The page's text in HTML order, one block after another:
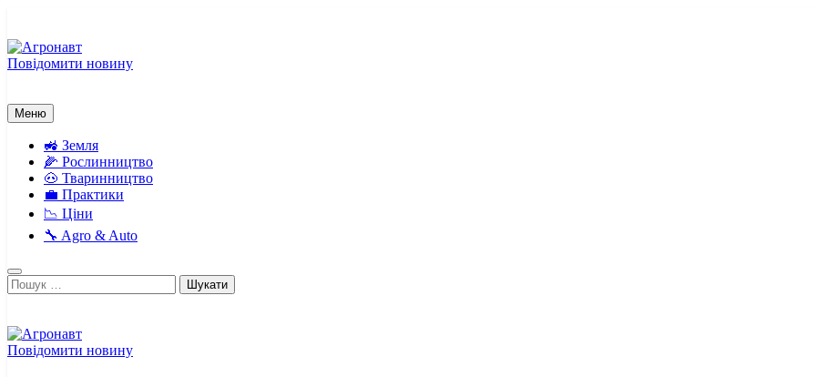
вмісту
Повідомити новину
Меню
🚜 Земля
🌽 Рослинництво
🐽 Тваринництво
💼 Практики
📉 Ціни
🔧 Agro & Auto
Пошук:
Повідомити новину